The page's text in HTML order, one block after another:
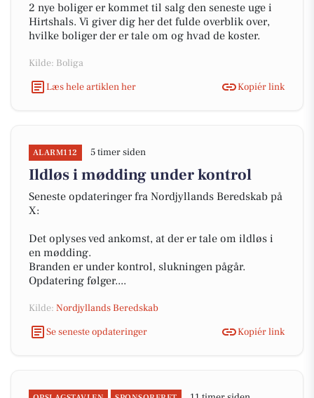
2 nye boliger er kommet til salg den seneste uge i
Hirtshals. Vi giver dig her det fulde overblik over,
hvilke boliger der er tale om og hvad de koster.
Kilde: Boliga
Læs hele artiklen her
Kopiér link
ALARM112 5 timer siden
Ildløs i mødding under kontrol
Seneste opdateringer fra Nordjyllands Beredskab på
X:
Det oplyses ved ankomst, at der er tale om ildløs i
en mødding.
Branden er under kontrol, slukningen pågår.
Opdatering følger....
Kilde: Nordjyllands Beredskab
Se seneste opdateringer
Kopiér link